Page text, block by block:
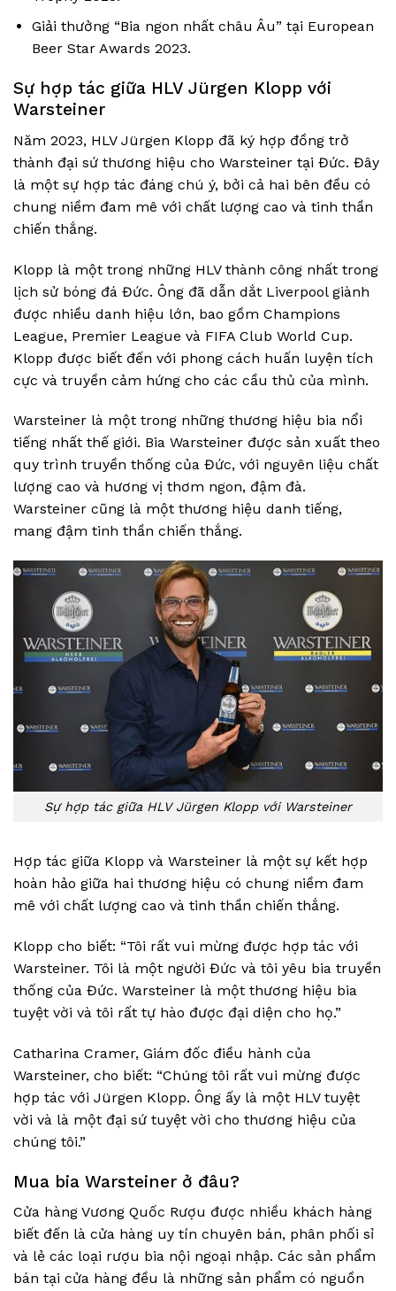
Giải thưởng “Bia ngon nhất châu Âu” tại European
Beer Star Awards 2023.
Sự hợp tác giữa HLV Jürgen Klopp với
Warsteiner
Năm 2023, HLV Jürgen Klopp đã ký hợp đồng trở
thành đại sứ thương hiệu cho Warsteiner tại Đức. Đây
là một sự hợp tác đáng chú ý, bởi cả hai bên đều có
chung niềm đam mê với chất lượng cao và tinh thần
chiến thắng.
Klopp là một trong những HLV thành công nhất trong
lịch sử bóng đá Đức. Ông đã dẫn dắt Liverpool giành
được nhiều danh hiệu lớn, bao gồm Champions
League, Premier League và FIFA Club World Cup.
Klopp được biết đến với phong cách huấn luyện tích
cực và truyền cảm hứng cho các cầu thủ của mình.
Warsteiner là một trong những thương hiệu bia nổi
tiếng nhất thế giới. Bia Warsteiner được sản xuất theo
quy trình truyền thống của Đức, với nguyên liệu chất
lượng cao và hương vị thơm ngon, đậm đà.
Warsteiner cũng là một thương hiệu danh tiếng,
mang đậm tinh thần chiến thắng.
Sự hợp tác giữa HLV Jürgen Klopp với Warsteiner
Hợp tác giữa Klopp và Warsteiner là một sự kết hợp
hoàn hảo giữa hai thương hiệu có chung niềm đam
mê với chất lượng cao và tinh thần chiến thắng.
Klopp cho biết: “Tôi rất vui mừng được hợp tác với
Warsteiner. Tôi là một người Đức và tôi yêu bia truyền
thống của Đức. Warsteiner là một thương hiệu bia
tuyệt vời và tôi rất tự hào được đại diện cho họ.”
Catharina Cramer, Giám đốc điều hành của
Warsteiner, cho biết: “Chúng tôi rất vui mừng được
hợp tác với Jürgen Klopp. Ông ấy là một HLV tuyệt
vời và là một đại sứ tuyệt vời cho thương hiệu của
chúng tôi.”
Mua bia Warsteiner ở đâu?
Cửa hàng Vương Quốc Rượu được nhiều khách hàng
biết đến là cửa hàng uy tín chuyên bán, phân phối sỉ
và lẻ các loại rượu bia nội ngoại nhập. Các sản phẩm
bán tại cửa hàng đều là những sản phẩm có nguồn